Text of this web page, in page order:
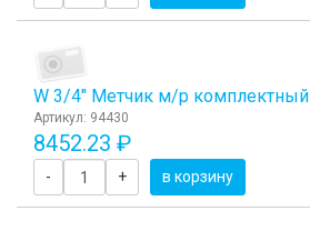
W 3/4" Метчик м/р комплектный
Артикул: 94430
8452.23 ₽
- + в корзину